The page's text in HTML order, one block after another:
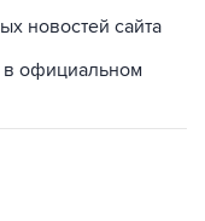
в официальном